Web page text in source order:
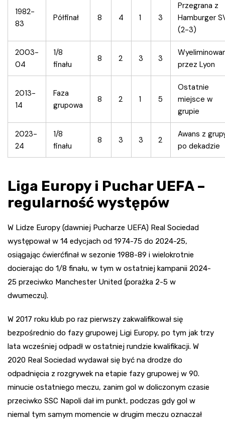
1982-
83
Półfinał 8 4 1 3
Przegrana z
Hamburger
(2-3)
2003-
04
1/8
finału
8 2 3 3
przez Lyon
2013-
14
Faza
grupowa
8 2 1 5
Ostatnie
miejsce w
grupie
2023-
24
1/8
finału
8 3 3 2
Awans z
po dekadzie
Liga Europy i Puchar UEFA –
regularność występów
W Lidze Europy (dawniej Pucharze UEFA) Real Sociedad
występował w 14 edycjach od 1974-75 do 2024-25,
osiągając ćwierćfinał w sezonie 1988-89 i wielokrotnie
docierając do 1/8 finału, w tym w ostatniej kampanii 2024-
25 przeciwko Manchester United (porażka 2-5 w
dwumeczu).
W 2017 roku klub po raz pierwszy zakwalifikował się
bezpośrednio do fazy grupowej Ligi Europy, po tym jak trzy
lata wcześniej odpadł w ostatniej rundzie kwalifikacji. W
2020 Real Sociedad wydawał się być na drodze do
odpadnięcia z rozgrywek na etapie fazy grupowej w 90.
minucie ostatniego meczu, zanim gol w doliczonym czasie
przeciwko SSC Napoli dał im punkt, podczas gdy gol w
niemal tym samym momencie w drugim meczu oznaczał